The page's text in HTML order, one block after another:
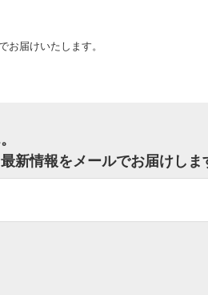
お届けいたします。
新情報をメールでお届けしま